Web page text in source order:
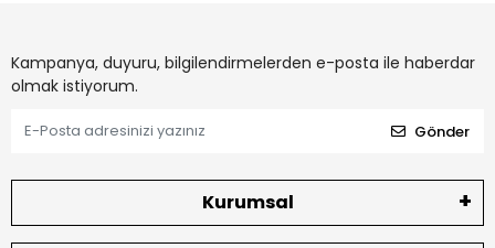
Kampanya, duyuru, bilgilendirmelerden e-posta ile haberdar
olmak istiyorum.
Gönder
Kurumsal